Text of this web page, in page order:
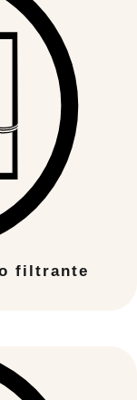
filtrante